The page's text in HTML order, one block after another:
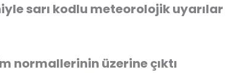
sarı kodlu meteorolojik uyarılar
normallerinin üzerine çıktı